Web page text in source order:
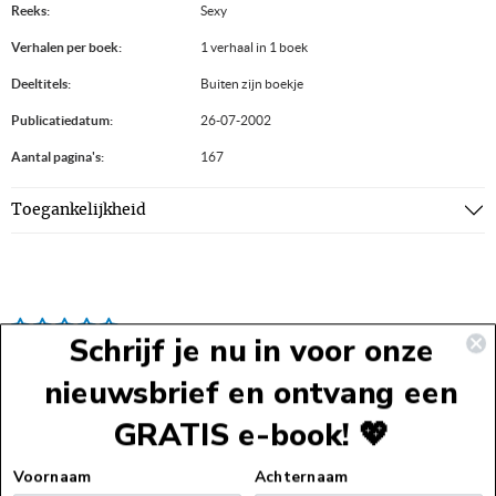
Reeks: Sexy
Verhalen per boek: 1 verhaal in 1 boek
Deeltitels: Buiten zijn boekje
Publicatiedatum: 26-07-2002
Aantal pagina's: 167
Toegankelijkheid
Schrijf je nu in voor onze
nieuwsbrief en ontvang een
GRATIS e-book! 💖
Voornaam Achternaam